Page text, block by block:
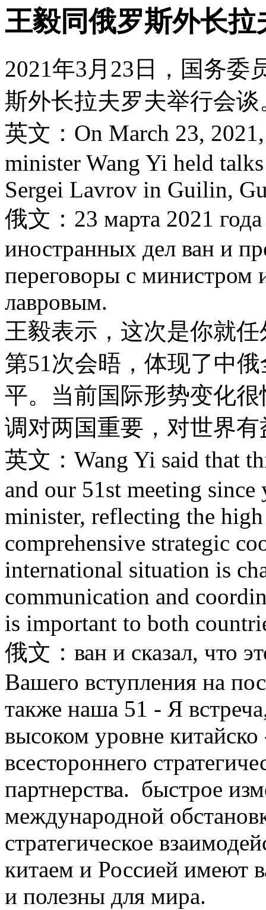
王毅同俄罗斯外长
2021年3月23日，国务委
斯外长拉夫罗夫举行会谈
英文：On March 23,
minister Wang Yi held
Sergei Lavrov in Guilin,
俄文：23 марта 2021
иностранных дел ван и
переговоры с министром
лавровым.
王毅表示，这次是你就
第51次会晤，体现了中
平。当前国际形势变化
调对两国重要，对世界有
英文：Wang Yi said that
and our 51st meeting
minister, reflecting the
comprehensive strategic
international situation is
communication and
is important to both
俄文：ван и сказал, что
Вашего вступления на
также наша 51 - Я
высоком уровне
всестороннего
партнерства. быстрое
международной
стратегическое
китаем и Россией имеют
и полезны для мира.